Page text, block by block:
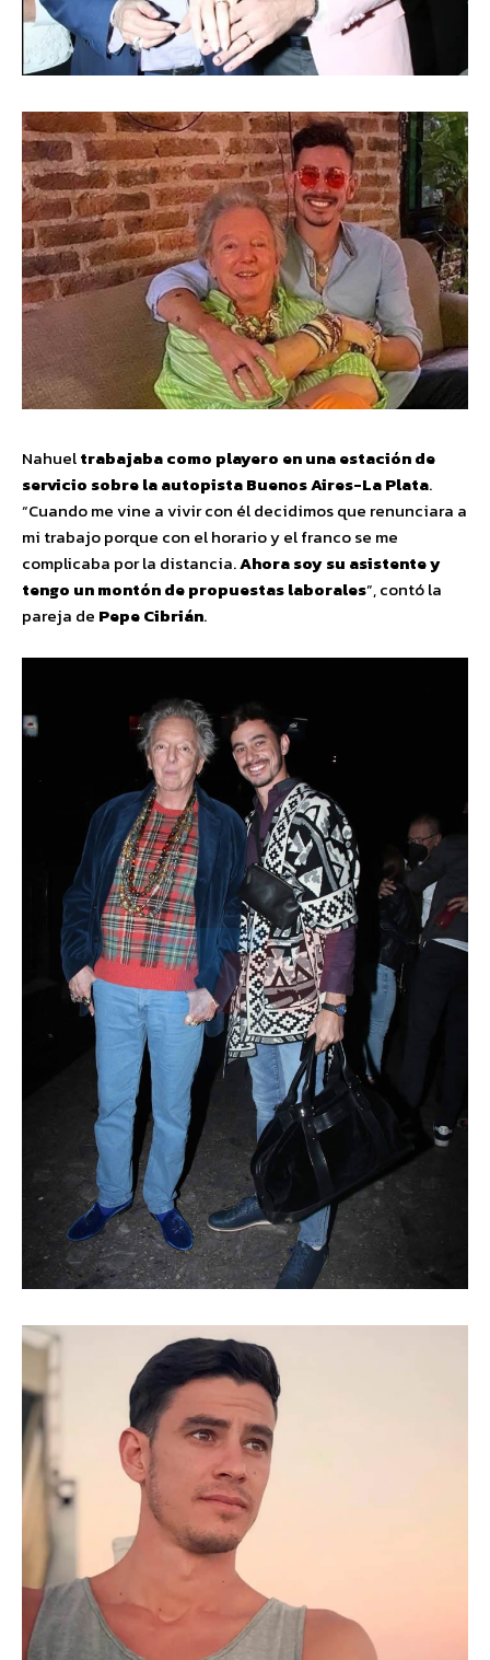
Nahueltrabajaba como playero en una estación de
servicio sobre la autopista Buenos Aires-La Plata.
“Cuando me vine a vivir con él decidimos que renunciara a
mi trabajo porque con el horario y el franco se me
complicaba por la distancia.Ahora soy su asistente y
tengo un montón de propuestas laborales”, contó la
pareja de Pepe Cibrián.